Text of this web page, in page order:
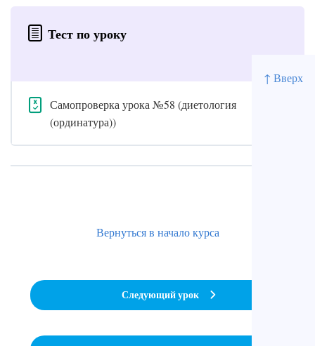
↑ Вверх
Тест по уроку
Самопроверка урока №58 (диетология
(ординатура))
Вернуться в начало курса
Следующий урок